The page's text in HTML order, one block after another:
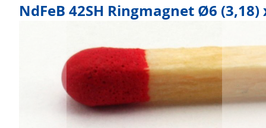
NdFeB 42SH Ringmagnet Ø6
Bildergalerie